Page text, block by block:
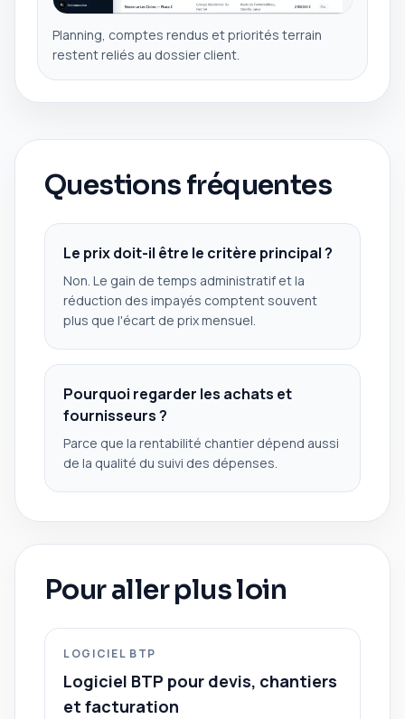
Planning, comptes rendus et priorités terrain
restent reliés au dossier client.
Questions fréquentes
Le prix doit-il être le critère principal ?
Non. Le gain de temps administratif et la
réduction des impayés comptent souvent
plus que l'écart de prix mensuel.
Pourquoi regarder les achats et
fournisseurs ?
Parce que la rentabilité chantier dépend aussi
de la qualité du suivi des dépenses.
Pour aller plus loin
LOGICIEL BTP
Logiciel BTP pour devis, chantiers
et facturation